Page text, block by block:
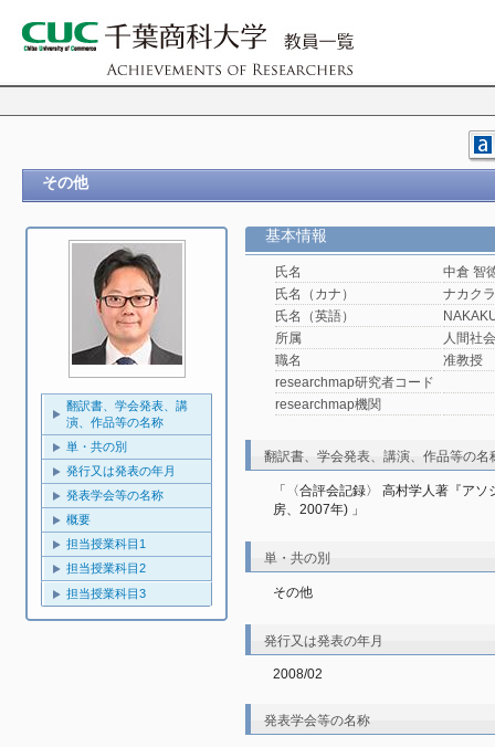
その他
翻訳書、学会発表、講
演、作品等の名称
単・共の別
発行又は発表の年月
発表学会等の名称
概要
担当授業科目1
担当授業科目2
担当授業科目3
基本情報
氏名
中倉 智
氏名（カナ）
ナカク
氏名（英語）
所属
人間社
職名
准教授
researchmap研究者コード
researchmap機関
翻訳書、学会発表、講演、作品等の名
「〈合評会記録〉 高村学人著『ア
房、2007年) 」
単・共の別
その他
発行又は発表の年月
2008/02
発表学会等の名称